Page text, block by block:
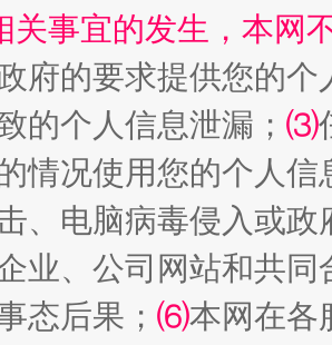
！段成刚被判无期 从幼
划来了！等你上场
关事宜的发生，本网
府的要求提供您的个
的个人信息泄漏； ⑶
情况使用您的个人
、电脑病毒侵入或
业、公司网站和共
态后果； ⑹本网在各